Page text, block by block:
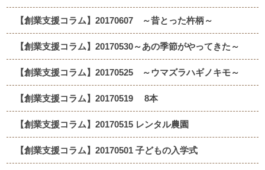
【創業支援コラム】20170607 ～昔とった杵柄～
【創業支援コラム】20170530～あの季節がやってきた～
【創業支援コラム】20170525 ～ウマズラハギノキモ～
【創業支援コラム】20170519 8本
【創業支援コラム】20170515 レンタル農園
【創業支援コラム】20170501 子どもの入学式